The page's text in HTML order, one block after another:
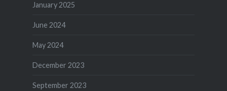
January 2025
June 2024
May 2024
December 2023
September 2023